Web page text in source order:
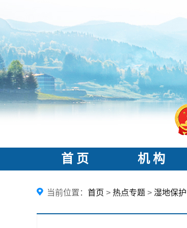
首 页 机 构
当前位置： 首页 > 热点专题 > 湿地保护